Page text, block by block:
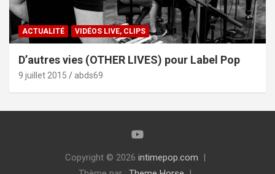
ACTUALITÉ VIDÉOS LIVE, CLIPS
D’autres vies (OTHER LIVES) pour Label Pop
9 juillet 2015 abds69
Copyright © 2026 intimepop.com